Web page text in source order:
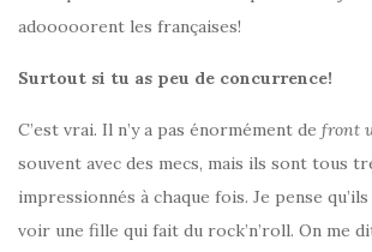
adooooorent les françaises!
Surtout si tu as peu de concurrence!
C’est vrai. Il n’y a pas énormément de front
souvent avec des mecs, mais ils sont tous
impressionnés à chaque fois. Je pense
voir une fille qui fait du rock’n’roll. On me